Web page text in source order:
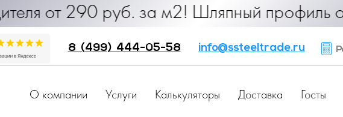
290 руб. за м2! Шляпный профиль от 25
8 (499) 444-05-58 info@ssteeltrade.ru
О компании Услуги Калькуляторы Доставка Госты